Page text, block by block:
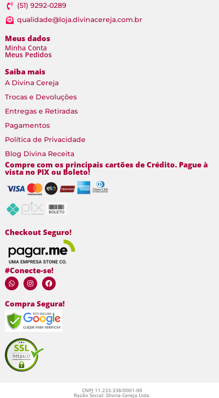
(51) 9292-0289
qualidade@loja.divinacereja.com.br
Meus dados
Minha Conta
Meus Pedidos
Saiba mais
A Divina Cereja
Trocas e Devoluções
Entregas e Retiradas
Pagamentos
Política de Privacidade
Blog Divina Receita
Compre com os principais cartões de Crédito. Pague à
vista no PIX ou Boleto!
Checkout Seguro!
#Conecte-se!
Compra Segura!
CNPJ 11.233.338/0001-00
Razão Social: Divina Cereja Ltda.